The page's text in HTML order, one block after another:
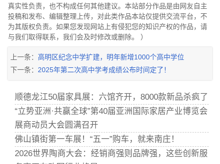
真实性负责，也不构成任何其他建议。本站部分作品是由网友自主
投稿和发布、编辑整理上传，对此类作品本站仅提供交流平台，不
为其版权负责。如果您发现网站上有侵犯您的知识产权的作品，请
与我们取得联系，我们会及时修改或删除。 ）
上一条： 高明区纪念中学扩建，明年新增1000个高中学位
下一条： 2025年第二次高中学考成绩公布时间定了！
顺德龙江50届家具展：六馆齐开，8000款新品杀疯了
“立势亚洲·共赢全球”第40届亚洲国际家居产业博览会
展商动员大会圆满召开
佛山镇街第一车展！“五一”购车，就来南庄！
2026世界陶商大会：经销商强则品牌强，这些创新服